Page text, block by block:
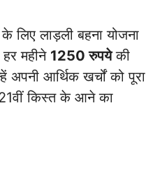
लिए लाड़ली बहना योजना
महीने 1250 रुपयेकी
आर्थिक खर्चों को पूरा
21वीं किस्त के आने का